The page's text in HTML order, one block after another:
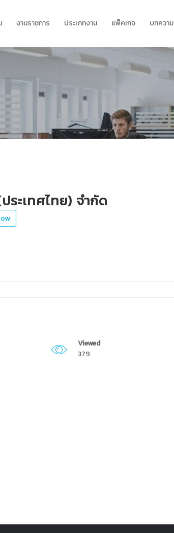
งานราชการ ประเภทงาน แพ็คเกจ บทความ
ระเทศไทย) จำกัด
Viewed
379